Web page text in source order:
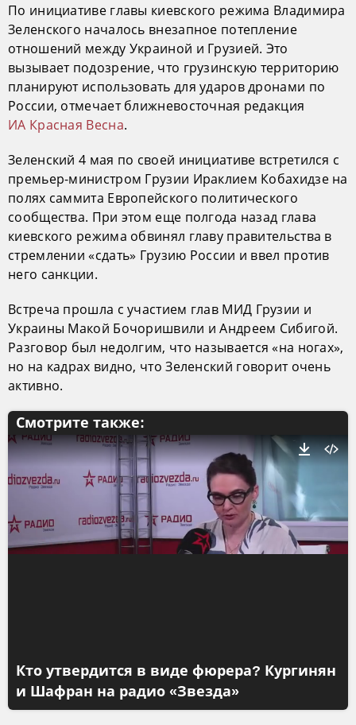
По инициативе главы киевского режима Владимира
Зеленского началось внезапное потепление
отношений между Украиной и Грузией. Это
вызывает подозрение, что грузинскую территорию
планируют использовать для ударов дронами по
России, отмечает ближневосточная редакция
ИА Красная Весна.
Зеленский 4 мая по своей инициативе встретился с
премьер-министром Грузии Ираклием Кобахидзе на
полях саммита Европейского политического
сообщества. При этом еще полгода назад глава
киевского режима обвинял главу правительства в
стремлении «сдать» Грузию России и ввел против
него санкции.
Встреча прошла с участием глав МИД Грузии и
Украины Макой Бочоришвили и Андреем Сибигой.
Разговор был недолгим, что называется «на ногах»,
но на кадрах видно, что Зеленский говорит очень
активно.
Смотрите также:
Кто утвердится в виде фюрера? Кургинян
и Шафран на радио «Звезда»